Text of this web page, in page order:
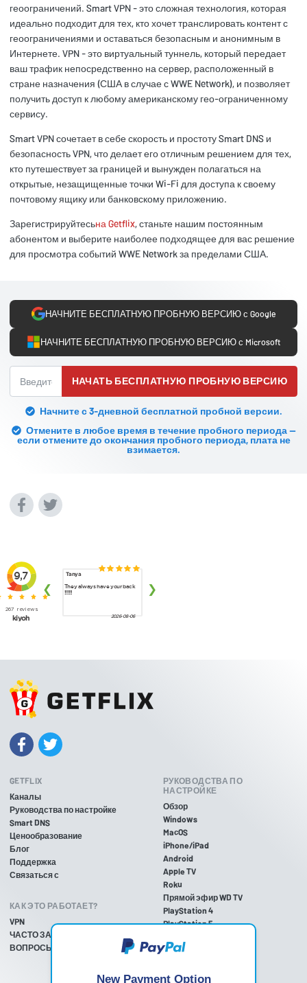
геоограничений. Smart VPN - это сложная технология, которая
идеально подходит для тех, кто хочет транслировать контент с
геоограничениями и оставаться безопасным и анонимным в
Интернете. VPN - это виртуальный туннель, который передает
ваш трафик непосредственно на сервер, расположенный в
стране назначения (США в случае с WWE Network), и позволяет
получить доступ к любому американскому гео-ограниченному
сервису.
Smart VPN сочетает в себе скорость и простоту Smart DNS и
безопасность VPN, что делает его отличным решением для тех,
кто путешествует за границей и вынужден полагаться на
открытые, незащищенные точки Wi-Fi для доступа к своему
почтовому ящику или банковскому приложению.
Зарегистрируйтесьна Getflix, станьте нашим постоянным
абонентом и выберите наиболее подходящее для вас решение
для просмотра событий WWE Network за пределами США.
НАЧНИТЕ БЕСПЛАТНУЮ ПРОБНУЮ ВЕРСИЮ с Google
НАЧНИТЕ БЕСПЛАТНУЮ ПРОБНУЮ ВЕРСИЮ с Microsoft
НАЧАТЬ БЕСПЛАТНУЮ ПРОБНУЮ ВЕРСИЮ
Начните с 3-дневной бесплатной пробной версии.
Отмените в любое время в течение пробного периода —
если отмените до окончания пробного периода, плата не
взимается.
GETFLIX
Каналы
Руководства по настройке
Smart DNS
Ценообразование
Блог
Поддержка
Связаться с
КАК ЭТО РАБОТАЕТ?
VPN
ЧАСТО ЗАДАВАЕМЫЕ
ВОПРОСЫ
РУКОВОДСТВА ПО
НАСТРОЙКЕ
Обзор
Windows
MacOS
iPhone/iPad
Android
Apple TV
Roku
Прямой эфир WD TV
PlayStation 4
PlayStation 5
Xbox One
Nintendo Wii U
New Payment Option